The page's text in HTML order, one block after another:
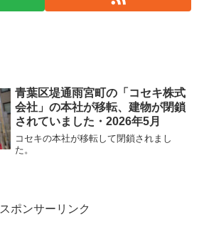
青葉区堤通雨宮町の「コセキ株式
会社」の本社が移転、建物が閉鎖
されていました・2026年5月
コセキの本社が移転して閉鎖されまし
た。
スポンサーリンク